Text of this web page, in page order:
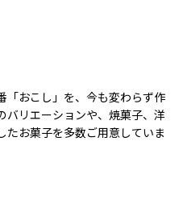
「おこし」を、今も変わらず作
バリエーションや、焼菓子、洋
たお菓子を多数ご用意していま